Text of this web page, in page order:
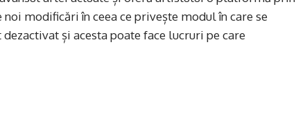
modificări în ceea ce privește modul în care se
și acesta poate face lucruri pe care